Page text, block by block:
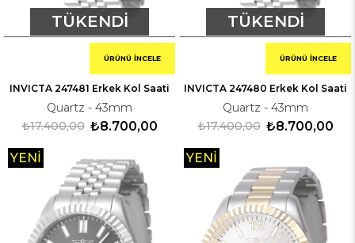
TÜKENDI
INVICTA 247481 Erkek Kol Saati
Quartz - 43mm
₺8.700,00
₺17.400,00
ÜRÜNÜ İNCELE
TÜKENDI
INVICTA 247480 Erkek Kol Saati
Quartz - 43mm
₺8.700,00
₺17.400,00
ÜRÜNÜ İNCELE
YENI
YENI